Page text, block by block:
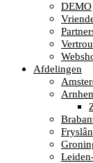
DEMO
Afdelingen
Fryslân